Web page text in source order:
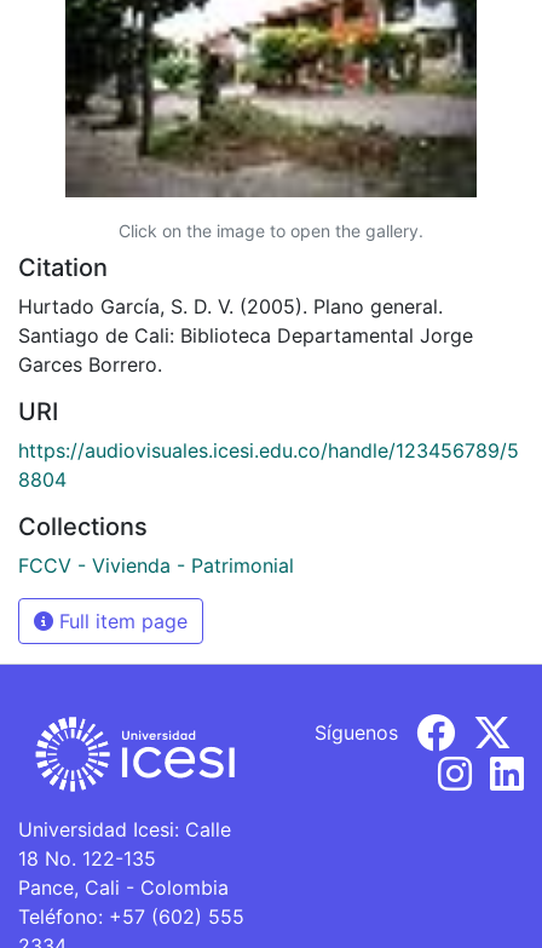
Click on the image to open the gallery.
Citation
Hurtado García, S. D. V. (2005). Plano general.
Santiago de Cali: Biblioteca Departamental Jorge
Garces Borrero.
URI
https://audiovisuales.icesi.edu.co/handle/123456789/5
8804
Collections
FCCV - Vivienda - Patrimonial
Full item page
Universidad Icesi: Calle
18 No. 122-135
Pance, Cali - Colombia
Teléfono: +57 (602) 555
Síguenos